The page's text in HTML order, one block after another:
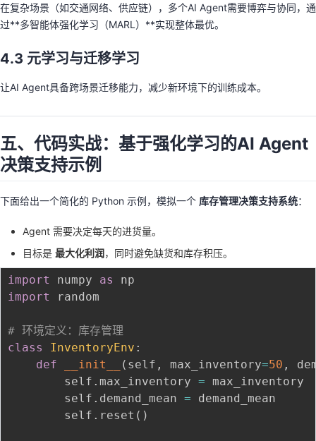
在复杂场景（如交通网络、供应链），多个AI Agent需要博弈与协同，通
过**多智能体强化学习（MARL）**实现整体最优。
4.3 元学习与迁移学习
让AI Agent具备跨场景迁移能力，减少新环境下的训练成本。
五、代码实战：基于强化学习的AI Agent
决策支持示例
下面给出一个简化的 Python 示例，模拟一个 库存管理决策支持系统：
Agent 需要决定每天的进货量。
目标是 最大化利润，同时避免缺货和库存积压。
import numpy as
import
random
# 环境定义：库存管理
class
InventoryEnv :
def
__init__ ( self , max_inventory=50 ,
        self
. max_inventory = max_inventory
        self
. demand_mean = demand_mean
        self
. reset ( )